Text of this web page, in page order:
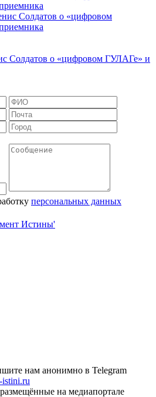
Солдатов о «цифровом ГУЛАГе» и
персональных данных
нам анонимно в Telegram
istini.ru
на медиапортале